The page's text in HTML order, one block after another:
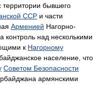
территории бывшего
ССР и части
Арменией Нагорно-
контроль над несколькими
к Нагорному
население, что
Советом Безопасности
армянскими